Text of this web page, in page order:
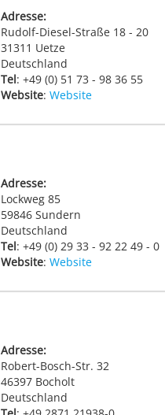
Adresse:
Rudolf-Diesel-Straße 18 - 20
31311 Uetze
Deutschland
Tel: +49 (0) 51 73 - 98 36 55
Website: Website
Adresse:
Lockweg 85
59846 Sundern
Deutschland
Tel: +49 (0) 29 33 - 92 22 49 - 0
Website: Website
Adresse:
Robert-Bosch-Str. 32
46397 Bocholt
Deutschland